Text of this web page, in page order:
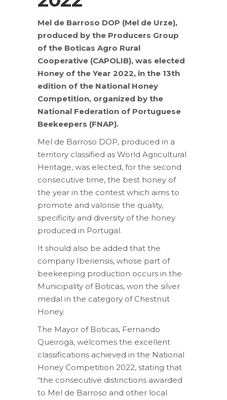
Mel de Barroso DOP (Mel de Urze),
produced by the Producers Group
of the Boticas Agro Rural
Cooperative (CAPOLIB), was elected
Honey of the Year 2022, in the 13th
edition of the National Honey
Competition, organized by the
National Federation of Portuguese
Beekeepers (FNAP).
Mel de Barroso DOP, produced in a
territory classified as World Agricultural
Heritage, was elected, for the second
consecutive time, the best honey of
the year in the contest which aims to
promote and valorise the quality,
specificity and diversity of the honey
produced in Portugal.
It should also be added that the
company Iberiensis, whose part of
beekeeping production occurs in the
Municipality of Boticas, won the silver
medal in the category of Chestnut
Honey.
The Mayor of Boticas, Fernando
Queiroga, welcomes the excellent
classifications achieved in the National
Honey Competition 2022, stating that
“the consecutive distinctions awarded
to Mel de Barroso and other local